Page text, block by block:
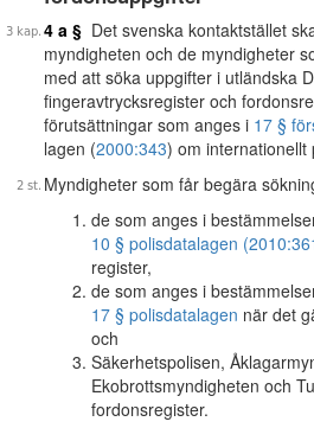
4 a § Det svenska kontaktstället
myndigheten och de myndigheter
med att söka uppgifter i utländska
fingeravtrycksregister och
förutsättningar som anges i 17 §
lagen (2000:343) om internationellt
Myndigheter som får begära
de som anges i
10 § polisdatalagen
register,
de som anges i
17 § polisdatalagen när det
och
Säkerhetspolisen,
Ekobrottsmyndigheten och
fordonsregister.